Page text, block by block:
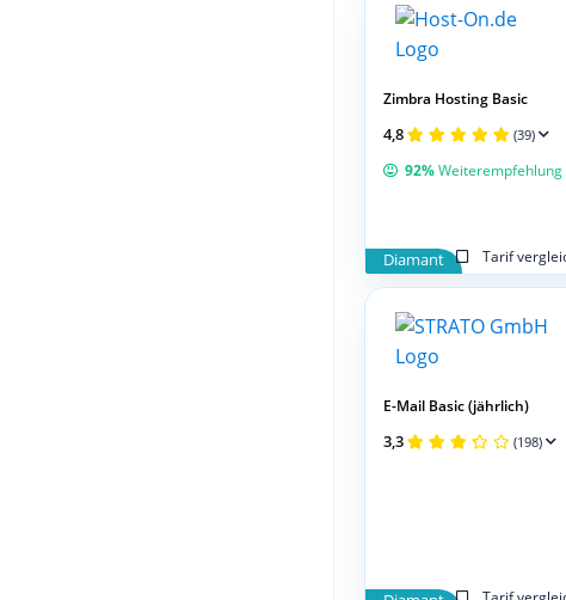
Diamant
Tarif
Zimbra Hosting Basic
4,8 (39)
92%Weiterempfehlung
E-Mail Basic (jährlich)
3,3 (198)